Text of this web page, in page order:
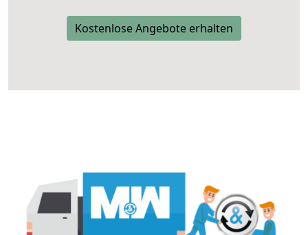
Kostenlose Angebote erhalten